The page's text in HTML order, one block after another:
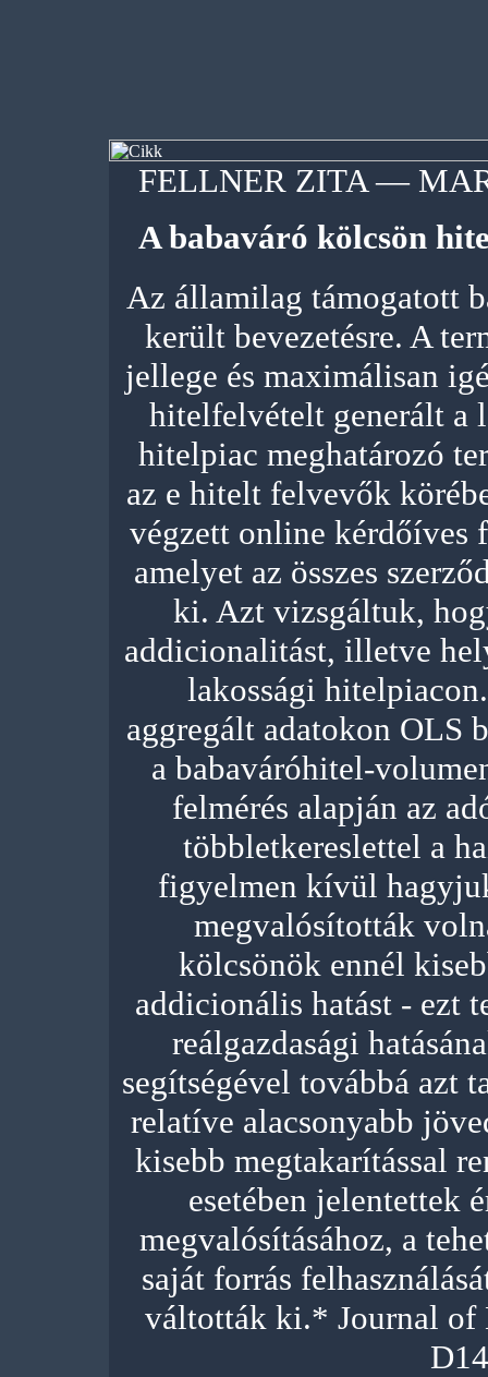
FELLNER ZITA —
A babaváró kölcsön
Az államilag támogatott
került bevezetésre. A
jellege és maximálisan
hitelfelvételt generált a
hitelpiac meghatározó
az e hitelt felvevők
végzett online kérdőíves
amelyet az összes
ki. Azt vizsgáltuk,
addicionalitást, illetve
lakossági
aggregált adatokon OLS
a babaváróhitel-
felmérés alapján az
többletkereslettel a
figyelmen kívül
megvalósították
kölcsönök ennél
addicionális hatást - ezt
reálgazdasági
segítségével továbbá azt
relatíve alacsonyabb
kisebb megtakarítással
esetében jelentettek
megvalósításához, a
saját forrás
váltották ki.* Journal of